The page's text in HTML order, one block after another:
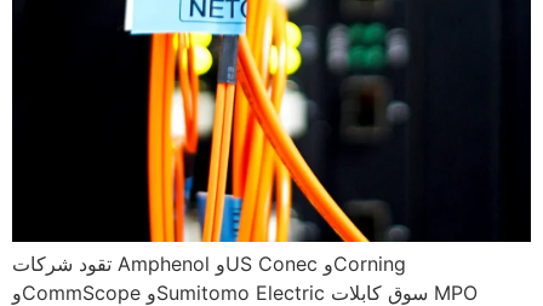
تقود شركات Amphenol وUS Conec وCorning
وCommScope وSumitomo Electric سوق كابلات MPO